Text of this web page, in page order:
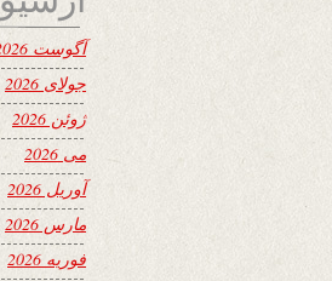
آگوست 2026
جولای 2026
ژوئن 2026
می 2026
آوریل 2026
مارس 2026
فوریه 2026